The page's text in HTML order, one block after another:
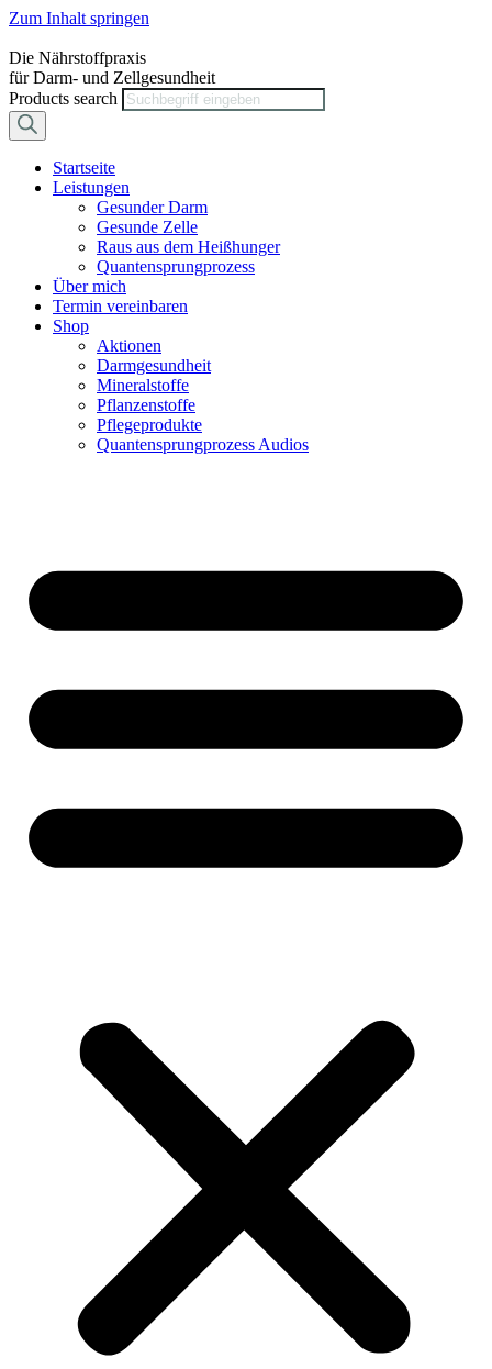
Zum Inhalt springen
Die Nährstoffpraxis
für Darm- und Zellgesundheit
Products search
Startseite
Leistungen
Gesunder Darm
Gesunde Zelle
Raus aus dem Heißhunger
Quantensprungprozess
Über mich
Termin vereinbaren
Shop
Aktionen
Darmgesundheit
Mineralstoffe
Pflanzenstoffe
Pflegeprodukte
Quantensprungprozess Audios